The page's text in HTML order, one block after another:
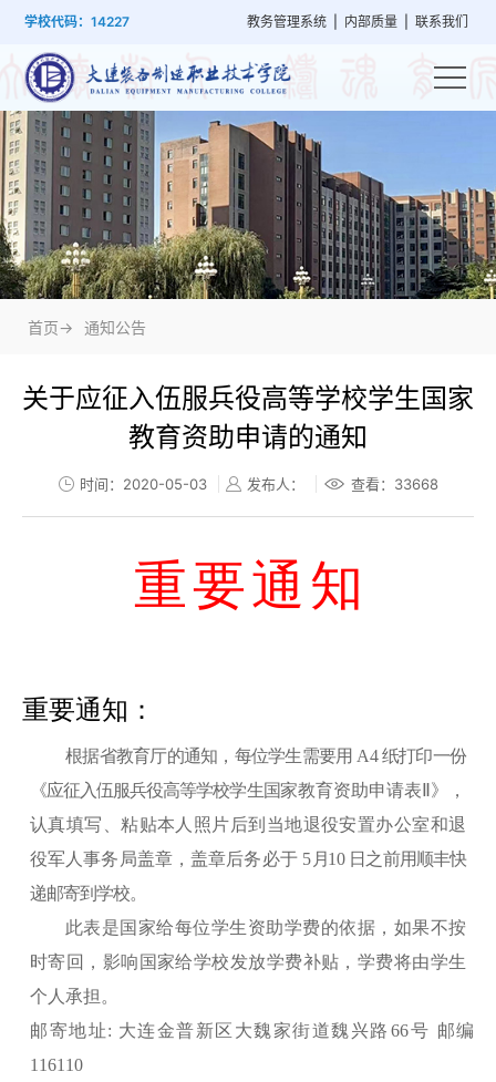
学校代码：14227 教务管理系统 内部质量 联系我们
概
况
建
设
管
理
设
置
工
作
就
业
培
训
首页-> 通知公告
关于应征入伍服兵役高等学校学生国家
教育资助申请的通知
时间：2020-05-03 发布人： 查看： 33668
重要通 知
重要通知：
根据省教育厅的通知，每位学生需要用 A4纸打印一份
《应征入伍服兵役高等学校学生国家教育资助申请表 Ⅱ》，
认真填写、粘贴本人照片后到当地退役安置办公室和退
役军人事务 局盖章，盖章后务必于 5 月10 日之前用顺丰快
递邮寄到学校。
此表是国家给每位学生资助学费的依据，如果不按
时寄回，影响国家给学校发放学费补贴，学费将由学生
个人承担。
邮寄地址: 大连金普新区大魏家街道魏兴路 66号 邮编
116110